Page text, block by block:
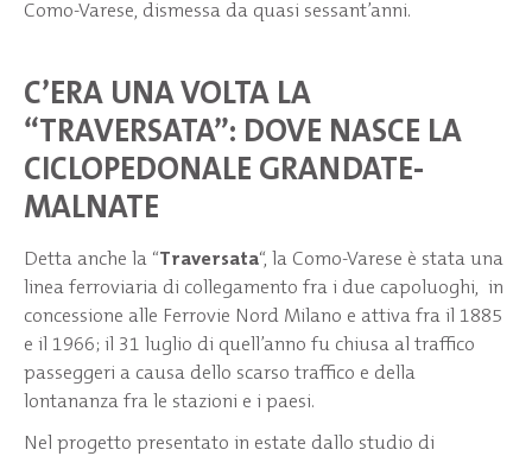
Como-Varese, dismessa da quasi sessant’anni.
C’ERA UNA VOLTA LA
“TRAVERSATA”: DOVE NASCE LA
CICLOPEDONALE GRANDATE-
MALNATE
Detta anche la “Traversata“, la Como-Varese è stata una
linea ferroviaria di collegamento fra i due capoluoghi, in
concessione alle Ferrovie Nord Milano e attiva fra il 1885
e il 1966; il 31 luglio di quell’anno fu chiusa al traffico
passeggeri a causa dello scarso traffico e della
lontananza fra le stazioni e i paesi.
Nel progetto presentato in estate dallo studio di